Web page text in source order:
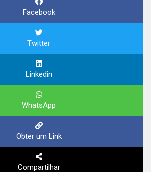
Facebook
Twitter
Linkedin
WhatsApp
Obter um Link
Compartilhar